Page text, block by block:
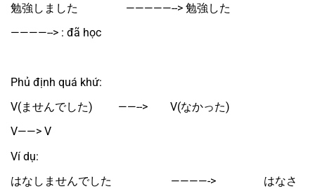
勉強しました　　　　 —————--> 勉強した
————--> : đã học
Phủ định quá khứ:
V(ませんでした)　　 ——-->　　V(なかった)
V——> V
Ví dụ:
はなしませんでした　　　　　 ————->　　　　 はなさ